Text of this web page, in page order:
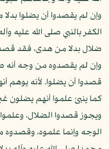
وإن لم يقصدوا أن يضلوا
الكفر بالنبي صلى الله عليه
ضلال بدلا من هدى، فقد
وإن لم يقصدوه من وجه أنه
قصدوا أن يضلوا. لأنه يوهم
كما ينبئ علموا أنهم يضلون
ويجوز قصدوا الضلال، وعلموا
الوجه وإنما علموه،